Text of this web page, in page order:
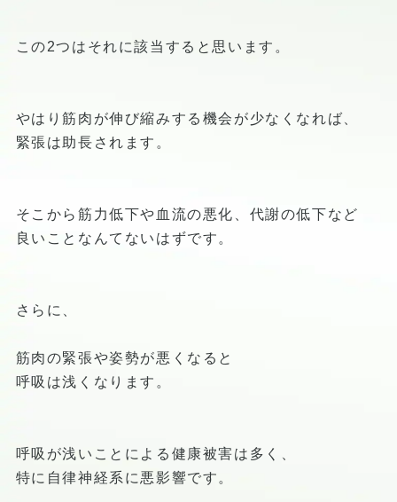
この2つはそれに該当すると思います。
やはり筋肉が伸び縮みする機会が少なくなれば、
緊張は助長されます。
そこから筋力低下や血流の悪化、代謝の低下など
良いことなんてないはずです。
さらに、
筋肉の緊張や姿勢が悪くなると
呼吸は浅くなります。
呼吸が浅いことによる健康被害は多く、
特に自律神経系に悪影響です。